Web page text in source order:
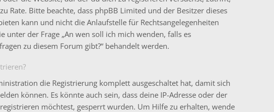
Rate. Bitte beachte, dass phpBB Limited und der Besitzer dieses
kann und nicht die Anlaufstelle für Rechtsangelegenheiten
unter der Frage „An wen soll ich mich wenden, falls es
zu diesem Forum gibt?“ behandelt werden.
die Registrierung komplett ausgeschaltet hat, damit sich
können. Es könnte auch sein, dass deine IP-Adresse oder der
möchtest, gesperrt wurden. Um Hilfe zu erhalten, wende